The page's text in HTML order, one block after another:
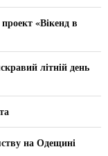
«Вікенд в
літній день
на Одещині